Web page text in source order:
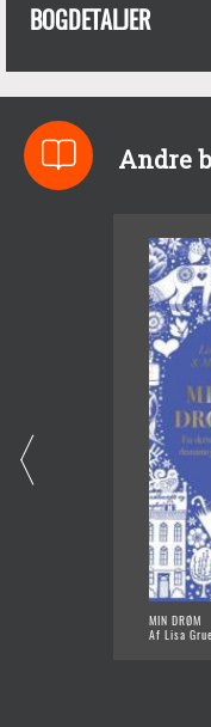
BOGDETALJER
Andre
MIN DRØM
Af Lisa